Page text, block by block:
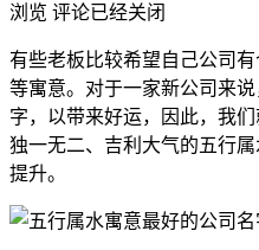
浏览 评论已经关闭
有些老板比较希望自己公司
等寓意。对于一家新公司来
字，以带来好运，因此，我
独一无二、吉利大气的五行
提升。